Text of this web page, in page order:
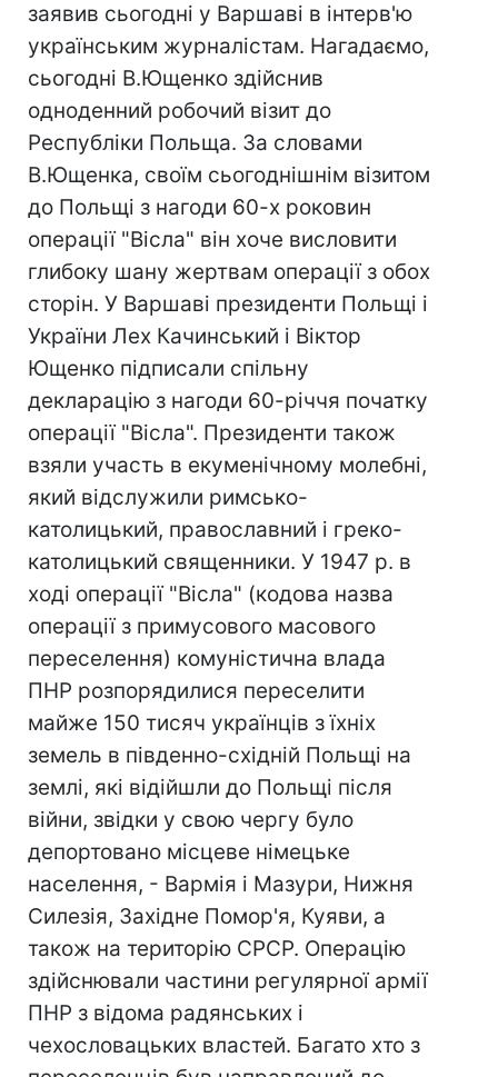
заявив сьогодні у Варшаві в інтерв'ю
українським журналістам. Нагадаємо,
сьогодні В.Ющенко здійснив
одноденний робочий візит до
Республіки Польща. За словами
В.Ющенка, своїм сьогоднішнім візитом
до Польщі з нагоди 60-х роковин
операції "Вісла" він хоче висловити
глибоку шану жертвам операції з обох
сторін. У Варшаві президенти Польщі і
України Лех Качинський і Віктор
Ющенко підписали спільну
декларацію з нагоди 60-річчя початку
операції "Вісла". Президенти також
взяли участь в екуменічному молебні,
який відслужили римсько-
католицький, православний і греко-
католицький священники. У 1947 р. в
ході операції "Вісла" (кодова назва
операції з примусового масового
переселення) комуністична влада
ПНР розпорядилися переселити
майже 150 тисяч українців з їхніх
земель в південно-східній Польщі на
землі, які відійшли до Польщі після
війни, звідки у свою чергу було
депортовано місцеве німецьке
населення, - Вармія і Мазури, Нижня
Силезія, Західне Помор'я, Куяви, а
також на територію СРСР. Операцію
здійснювали частини регулярної армії
ПНР з відома радянських і
чехословацьких властей. Багато хто з